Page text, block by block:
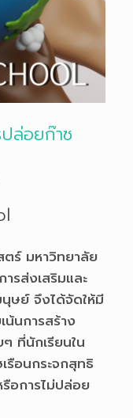
ล่อยก๊าซ
ร์ มหาวิทยาลัย
รส่งเสริมและ
ษย์ จึงได้จัดให้มี
นการสร้าง
ที่นักเรียนใน
รือนกระจกสุทธิ
อการไม่ปล่อย